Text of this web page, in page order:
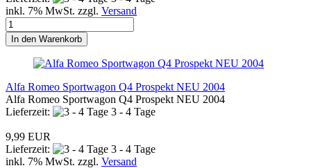
inkl. 7% MwSt. zzgl. Versand
In den Warenkorb
Alfa Romeo Sportwagon Q4 Prospekt NEU 2004
Alfa Romeo Sportwagon Q4 Prospekt NEU 2004
Lieferzeit:
3 - 4 Tage
9,99 EUR
Lieferzeit:
3 - 4 Tage
inkl. 7% MwSt. zzgl. Versand